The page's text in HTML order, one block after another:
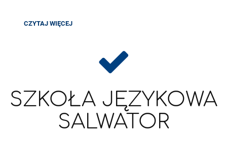
do Egzaminu Ósmoklasisty. Lekcje codziennie odbywają się
od 8.15 do 13.55.
ZAJĘCIA
CZYTAJ WIĘCEJ
SZKOŁA JĘZYKOWA
SALWATOR